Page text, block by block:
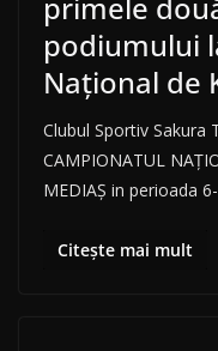
primele
podiumului
Național de
Clubul Sportiv Sakura
CAMPIONATUL
MEDIAŞ in perioada
Citește mai mult